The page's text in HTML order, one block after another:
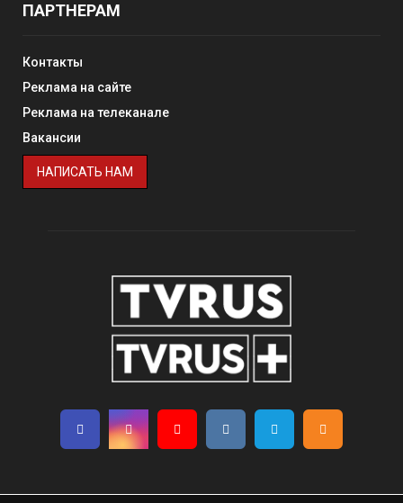
ПАРТНЕРАМ
Контакты
Реклама на сайте
Реклама на телеканале
Вакансии
НАПИСАТЬ НАМ